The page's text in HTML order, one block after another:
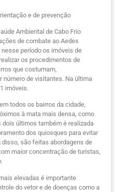
e de prevenção
Ambiental de Cabo Frio
de combate ao Aedes
período os imóveis de
os procedimentos de
que costumam,
número de visitantes. Na última
imóveis.
todos os bairros da cidade,
à mata mais densa, como
dois últimos também é realizada
dos quiosques para evitar
são feitas abordagens de
maior concentração de turistas,
elevadas é importante
do vetor e de doenças como a